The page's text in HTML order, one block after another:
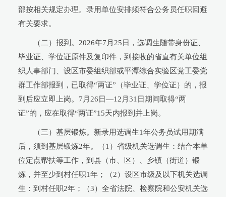
部按相关规定办理。录用单位安排须符合公务员任职回避
有关要求。
（二）报到。2026年7月25日，选调生随带身份证、
毕业证、学位证原件及复印件，到接收的省直有关单位组
织人事部门、设区市委组织部或平潭综合实验区党工委党
群工作部报到，已取得“两证”（毕业证、学位证）的，报
到后应立即上岗。7月26日—12月31日期间取得“两
证”的，应在取得“两证”15天内报到并上岗。
（三）基层锻炼。新录用选调生1年公务员试用期满
后，须到基层锻炼2年。（1）省级机关选调生：结合本单
位定点帮扶等工作，到县（市、区）、乡镇（街道）锻
炼，并至少到村任职1年；（2）设区市级及以下机关选调
生：到村任职2年；（3）全省法院、检察院和公安机关选